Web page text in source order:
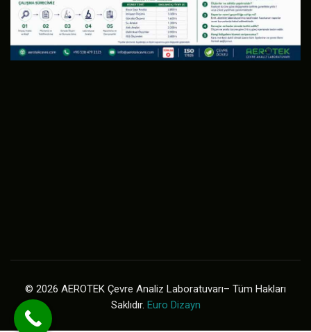
© 2026 AEROTEK Çevre Analiz Laboratuvarı– Tüm Hakları
Saklıdır. Euro Dizayn